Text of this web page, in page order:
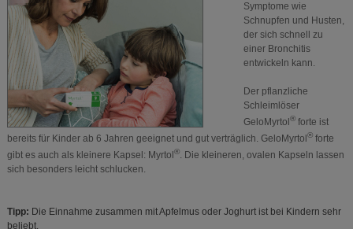
Symptome wie
Schnupfen und Husten,
der sich schnell zu
einer Bronchitis
entwickeln kann.
Der pflanzliche
Schleimlöser
GeloMyrtol ®forte ist
bereits für Kinder ab 6 Jahren geeignet und gut verträglich. GeloMyrtol ®forte
gibt es auch als kleinere Kapsel: Myrtol ®. Die kleineren, ovalen Kapseln lassen
sich besonders leicht schlucken.
Tipp: Die Einnahme zusammen mit Apfelmus oder Joghurt ist bei Kindern sehr
beliebt.